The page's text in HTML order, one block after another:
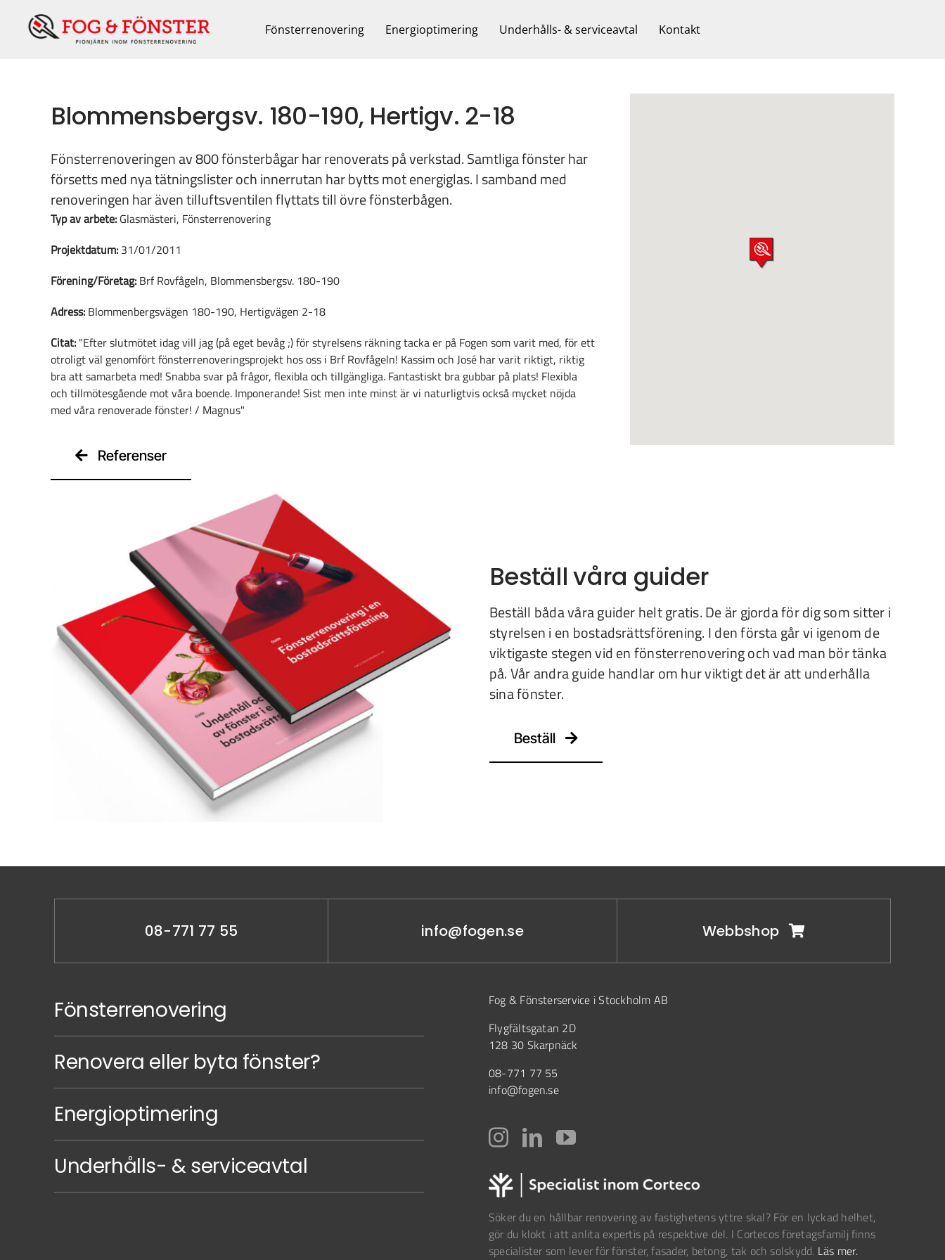
innehållet
Fönsterrenovering Energioptimering Underhålls- & serviceavtal Kontakt
Blommensbergsv. 180-190, Hertigv. 2-18
Fönsterrenoveringen av 800 fönsterbågar har renoverats på verkstad. Samtliga fönster har
försetts med nya tätningslister och innerrutan har bytts mot energiglas. I samband med
renoveringen har även tilluftsventilen flyttats till övre fönsterbågen.
Typ av arbete:Glasmästeri, Fönsterrenovering
Projektdatum:31/01/2011
Förening/Företag:Brf Rovfågeln, Blommensbergsv. 180-190
Adress:Blommenbergsvägen 180-190, Hertigvägen 2-18
Citat:"Efter slutmötet idag vill jag (på eget bevåg ;) för styrelsens räkning tacka er på Fogen som varit med, för ett
otroligt väl genomfört fönsterrenoveringsprojekt hos oss i Brf Rovfågeln! Kassim och José har varit riktigt, riktig
bra att samarbeta med! Snabba svar på frågor, flexibla och tillgängliga. Fantastiskt bra gubbar på plats! Flexibla
och tillmötesgående mot våra boende. Imponerande! Sist men inte minst är vi naturligtvis också mycket nöjda
med våra renoverade fönster! / Magnus"
Referenser
Beställ våra guider
Beställ båda våra guider helt gratis. De är gjorda för dig som sitter i
styrelsen i en bostadsrättsförening. I den första går vi igenom de
viktigaste stegen vid en fönsterrenovering och vad man bör tänka
på. Vår andra guide handlar om hur viktigt det är att underhålla
sina fönster.
Beställ
08-771 77 55 info@fogen.se Webbshop
Fönsterrenovering
Renovera eller byta fönster?
Energioptimering
Underhålls- & serviceavtal
Fog & Fönsterservice i Stockholm AB
Flygfältsgatan 2D
128 30 Skarpnäck
08-771 77 55
info@fogen.se
Söker du en hållbar renovering av fastighetens yttre skal? För en lyckad helhet,
gör du klokt i att anlita expertis på respektive del. I Cortecos företagsfamilj finns
specialister som lever för fönster, fasader, betong, tak och solskydd. Läs mer.